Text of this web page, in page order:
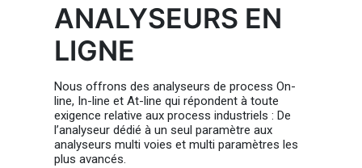
ANALYSEURS EN
LIGNE
Nous offrons des analyseurs de process On-
line, In-line et At-line qui répondent à toute
exigence relative aux process industriels : De
l’analyseur dédié à un seul paramètre aux
analyseurs multi voies et multi paramètres les
plus avancés.